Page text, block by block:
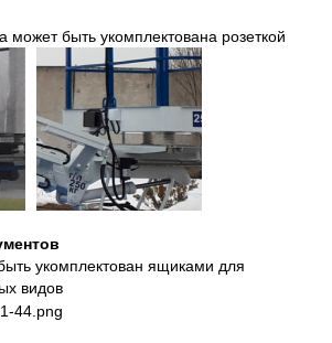
быть укомплектована розеткой
укомплектован ящиками для
видов